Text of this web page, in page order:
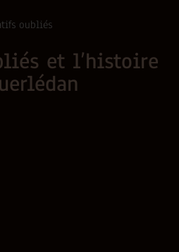
oubliés
et l’histoire